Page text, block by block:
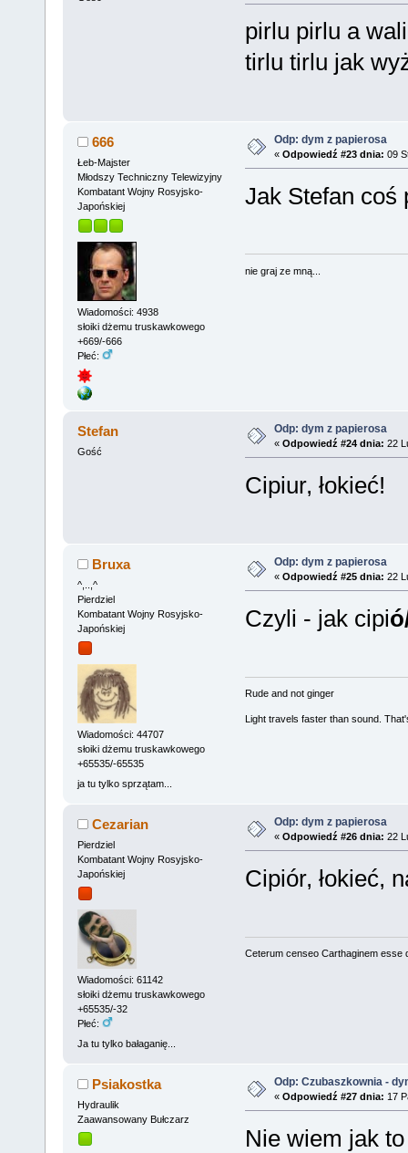
pirlu pirlu a
tirlu tirlu jak
666
Łeb-Majster
Młodszy Techniczny Telewizyjny
Kombatant Wojny Rosyjsko-
Japońskiej
Wiadomości: 4938
słoiki dżemu truskawkowego
+669/-666
Płeć:
Odp: dym z papierosa
« Odpowiedź #23 dnia: 09
Jak Stefan coś
nie graj ze mną...
Stefan
Gość
Odp: dym z papierosa
« Odpowiedź #24 dnia: 22
Cipiur, łokieć!
Bruxa
^,..,^
Pierdziel
Kombatant Wojny Rosyjsko-
Japońskiej
Wiadomości: 44707
słoiki dżemu truskawkowego
+65535/-65535
ja tu tylko sprzątam...
Odp: dym z papierosa
« Odpowiedź #25 dnia: 22
Czyli - jak cipi
Rude and not ginger
Light travels faster than sound.
Cezarian
Pierdziel
Kombatant Wojny Rosyjsko-
Japońskiej
Wiadomości: 61142
słoiki dżemu truskawkowego
+65535/-32
Płeć:
Ja tu tylko bałaganię...
Odp: dym z papierosa
« Odpowiedź #26 dnia: 22
Cipiór, łokieć,
Ceterum censeo Carthaginem esse
Psiakostka
Hydraulik
Zaawansowany Bułczarz
Odp: Czubaszkownia -
« Odpowiedź #27 dnia: 17
Nie wiem jak